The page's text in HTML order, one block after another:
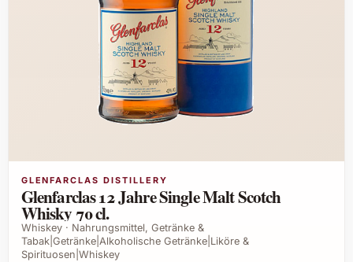
GLENFARCLAS DISTILLERY
Glenfarclas 12 Jahre Single Malt Scotch
Whisky 70 cl.
Whiskey · Nahrungsmittel, Getränke &
Tabak|Getränke|Alkoholische Getränke|Liköre &
Spirituosen|Whiskey